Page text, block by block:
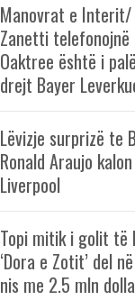
Manovrat e Interit/
Zanetti telefonojnë
Oaktree është i
drejt Bayer
Lëvizje surprizë te
Ronald Araujo
Liverpool
Topi mitik i golit të
‘Dora e Zotit’ del
nis me 2.5 mln